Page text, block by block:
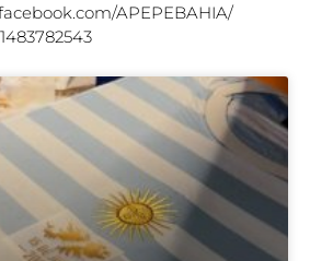
APEPEBAHIA/